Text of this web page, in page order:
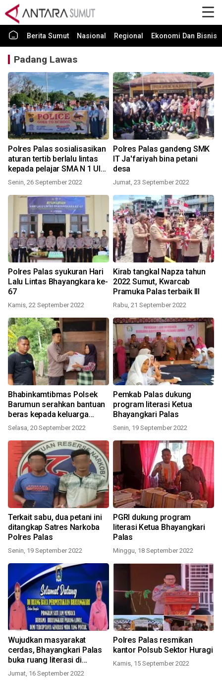
Berita Sumut Nasional Regional Ekonomi Dan Bisnis
Padang Lawas
Polres Palas sosialisasikan
aturan tertib berlalu lintas
kepada pelajar SMA N 1 Ulu
Barumun
Senin, 26 September 2022
Polres Palas gandeng SMK
IT Ja'fariyah bina petani
desa
Jumat, 23 September 2022
Polres Palas syukuran Hari
Lalu Lintas Bhayangkara ke-
67
Kamis, 22 September 2022
Kirab tangkal Napza tahun
2022 Sumut, Kwarcab
Pramuka Palas terbaik III
Rabu, 21 September 2022
Bhabinkamtibmas Polsek
Barumun serahkan bantuan
beras kepada keluarga
korban tertimpa pohon
Selasa, 20 September 2022
Pemkab Palas dukung
program literasi Ketua
Bhayangkari Palas
Senin, 19 September 2022
Terkait sabu, dua petani ini
ditangkap Satres Narkoba
Polres Palas
Senin, 19 September 2022
PGRI dukung program
literasi Ketua Bhayangkari
Palas
Minggu, 18 September 2022
Wujudkan masyarakat
cerdas, Bhayangkari Palas
buka ruang literasi di
Perpustakaan Mapolsek
Barumun
Jumat, 16 September 2022
Polres Palas resmikan
kantor Polsub Sektor Huragi
Kamis, 15 September 2022